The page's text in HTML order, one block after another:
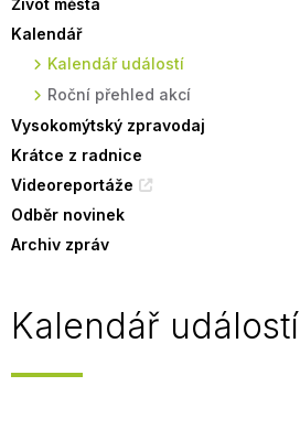
Život města
Kalendář
Kalendář událostí
Roční přehled akcí
Vysokomýtský zpravodaj
Krátce z radnice
Videoreportáže
Odběr novinek
Archiv zpráv
Kalendář událostí